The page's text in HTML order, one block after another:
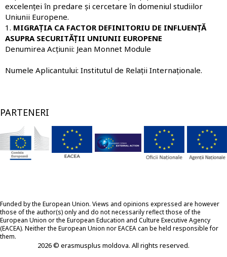
excelenței în predare și cercetare în domeniul studiilor
Uniunii Europene.
1. MIGRAȚIA CA FACTOR DEFINITORIU DE INFLUENȚĂ
ASUPRA SECURITĂȚII UNIUNII EUROPENE
Denumirea Acțiunii: Jean Monnet Module
Numele Aplicantului: Institutul de Relații Internaționale.
PARTENERI
Funded by the European Union. Views and opinions expressed are however
those of the author(s) only and do not necessarily reflect those of the
European Union or the European Education and Culture Executive Agency
(EACEA). Neither the European Union nor EACEA can be held responsible for
them.
2026 © erasmusplus moldova. All rights reserved.